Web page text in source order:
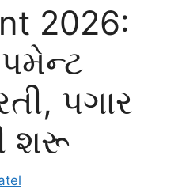
2026:
પગાર
શરૂ